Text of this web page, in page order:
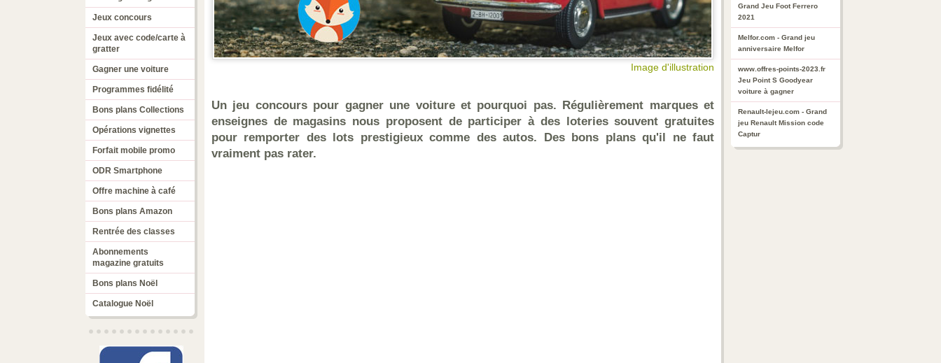
Jeux concours
Jeux avec code/carte à
gratter
Gagner une voiture
Programmes fidélité
Bons plans Collections
Opérations vignettes
Forfait mobile promo
ODR Smartphone
Offre machine à café
Bons plans Amazon
Rentrée des classes
Abonnements
magazine gratuits
Bons plans Noël
Catalogue Noël
Image d'illustration
Un jeu concours pour gagner une voiture et pourquoi pas. Régulièrement marques et
enseignes de magasins nous proposent de participer à des loteries souvent gratuites
pour remporter des lots prestigieux comme des autos. Des bons plans qu'il ne faut
vraiment pas rater.
Grand Jeu Foot Ferrero
2021
Melfor.com - Grand jeu
anniversaire Melfor
www.offres-points-2023.fr
Jeu Point S Goodyear
voiture à gagner
Renault-lejeu.com - Grand
jeu Renault Mission code
Captur